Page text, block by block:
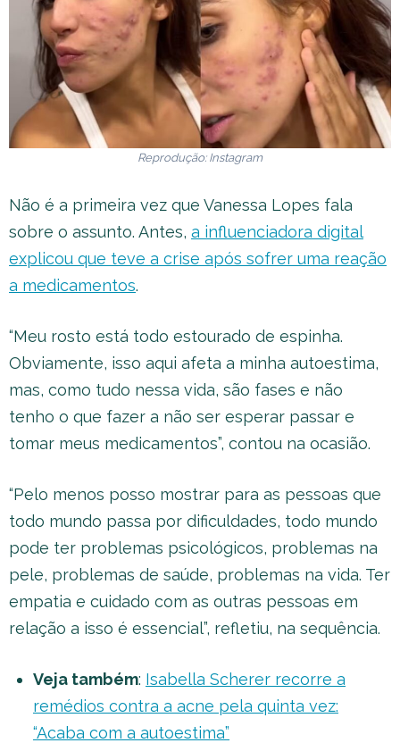
Reprodução: Instagram
Não é a primeira vez que Vanessa Lopes fala
sobre o assunto. Antes, a influenciadora digital
explicou que teve a crise após sofrer uma reação
a medicamentos.
“Meu rosto está todo estourado de espinha.
Obviamente, isso aqui afeta a minha autoestima,
mas, como tudo nessa vida, são fases e não
tenho o que fazer a não ser esperar passar e
tomar meus medicamentos”, contou na ocasião.
“Pelo menos posso mostrar para as pessoas que
todo mundo passa por dificuldades, todo mundo
pode ter problemas psicológicos, problemas na
pele, problemas de saúde, problemas na vida. Ter
empatia e cuidado com as outras pessoas em
relação a isso é essencial”, refletiu, na sequência.
Veja também: Isabella Scherer recorre a
remédios contra a acne pela quinta vez:
“Acaba com a autoestima”